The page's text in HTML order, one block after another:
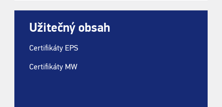
Užitečný obsah
Certifikáty EPS
Certifikáty MW